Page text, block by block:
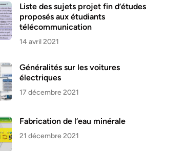
Liste des sujets projet fin d’études
proposés aux étudiants
télécommunication
14 avril 2021
Généralités sur les voitures
électriques
17 décembre 2021
Fabrication de l’eau minérale
21 décembre 2021